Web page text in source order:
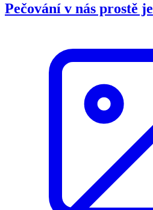
Pečování v nás prostě je